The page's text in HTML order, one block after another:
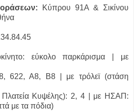
Κύπρου 91Α & Σικίνου
εύκολο παρκάρισμα | με
622, Α8, Β8 | με τρόλεϊ (στάση
Κυψέλης): 2, 4 | με ΗΣΑΠ:
με τα πόδια)